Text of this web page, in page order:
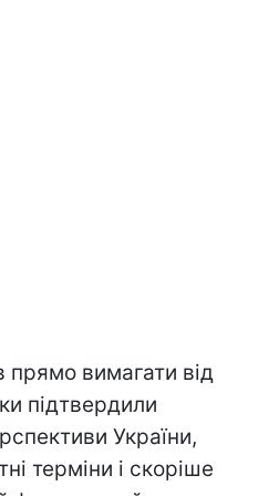
прямо вимагати від
підтвердили
України,
терміни і скоріше